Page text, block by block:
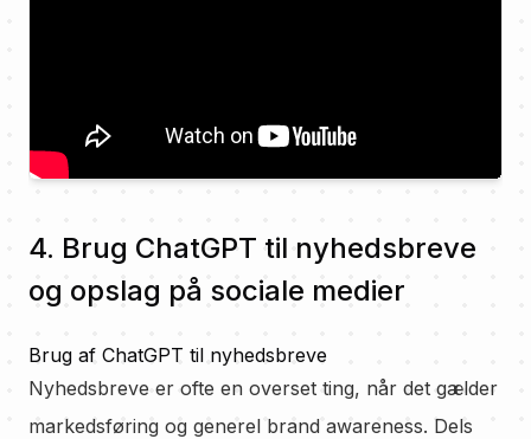
4. Brug ChatGPT til nyhedsbreve
og opslag på sociale medier
Brug af ChatGPT til nyhedsbreve
Nyhedsbreve er ofte en overset ting, når det gælder
markedsføring og generel brand awareness. Dels